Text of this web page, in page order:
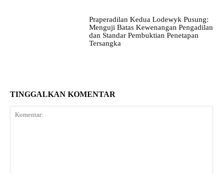
Praperadilan Kedua Lodewyk Pusung:
Menguji Batas Kewenangan Pengadilan
dan Standar Pembuktian Penetapan
Tersangka
TINGGALKAN KOMENTAR